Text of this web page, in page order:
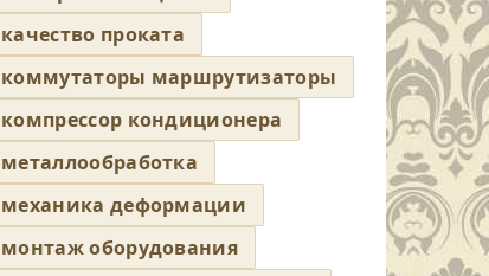
качество проката
коммутаторы маршрутизаторы
компрессор кондиционера
металлообработка
механика деформации
монтаж оборудования